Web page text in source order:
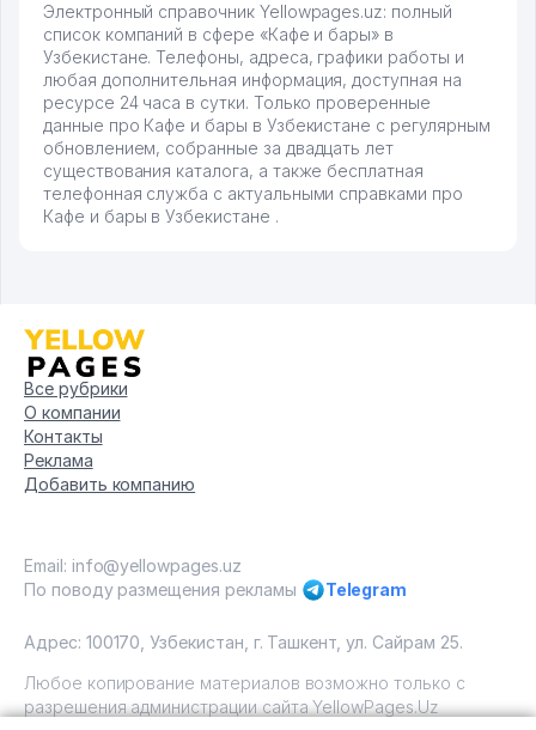
Электронный справочник Yellowpages.uz: полный
список компаний в сфере «Кафе и бары» в
Узбекистане. Телефоны, адреса, графики работы и
любая дополнительная информация, доступная на
ресурсе 24 часа в сутки. Только проверенные
данные про Кафе и бары в Узбекистане с регулярным
обновлением, собранные за двадцать лет
существования каталога, а также бесплатная
телефонная служба с актуальными справками про
Кафе и бары в Узбекистане .
Все рубрики
О компании
Контакты
Реклама
Добавить компанию
Email: info@yellowpages.uz
По поводу размещения рекламы
Telegram
Адрес: 100170, Узбекистан, г. Ташкент, ул. Сайрам 25.
Любое копирование материалов возможно только с
разрешения администрации сайта YellowPages.Uz